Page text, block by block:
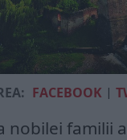
FACEBOOK |
nobilei familii